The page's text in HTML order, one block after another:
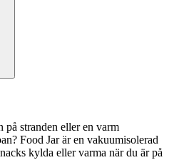
stranden eller en varm
an? Food Jar är en vakuumisolerad
kylda eller varma när du är på